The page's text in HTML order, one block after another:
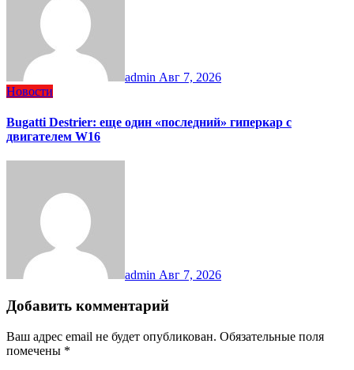
admin Авг 7, 2026
Новости
Bugatti Destrier: еще один «последний» гиперкар с
двигателем W16
admin Авг 7, 2026
Добавить комментарий
Ваш адрес email не будет опубликован. Обязательные поля
помечены *